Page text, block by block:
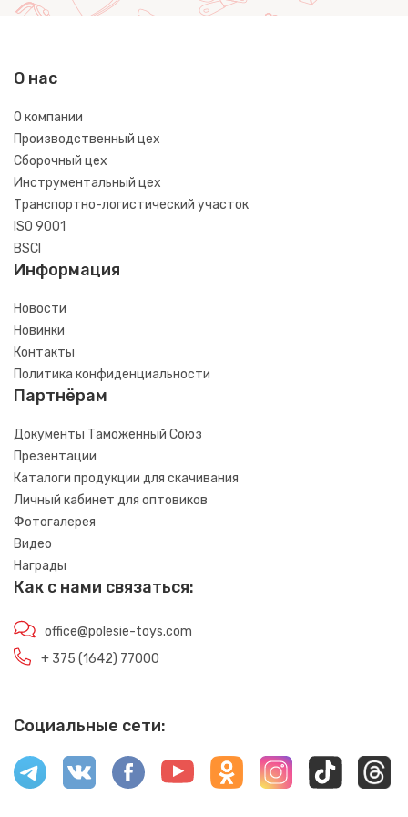
О нас
О компании
Производственный цех
Сборочный цех
Инструментальный цех
Транспортно-логистический участок
ISO 9001
BSCI
Информация
Новости
Новинки
Контакты
Политика конфиденциальности
Партнёрам
Документы Таможенный Союз
Презентации
Каталоги продукции для скачивания
Личный кабинет для оптовиков
Фотогалерея
Видео
Награды
Как с нами связаться:
office@polesie-toys.com
+ 375 (1642) 77000
Социальные сети: